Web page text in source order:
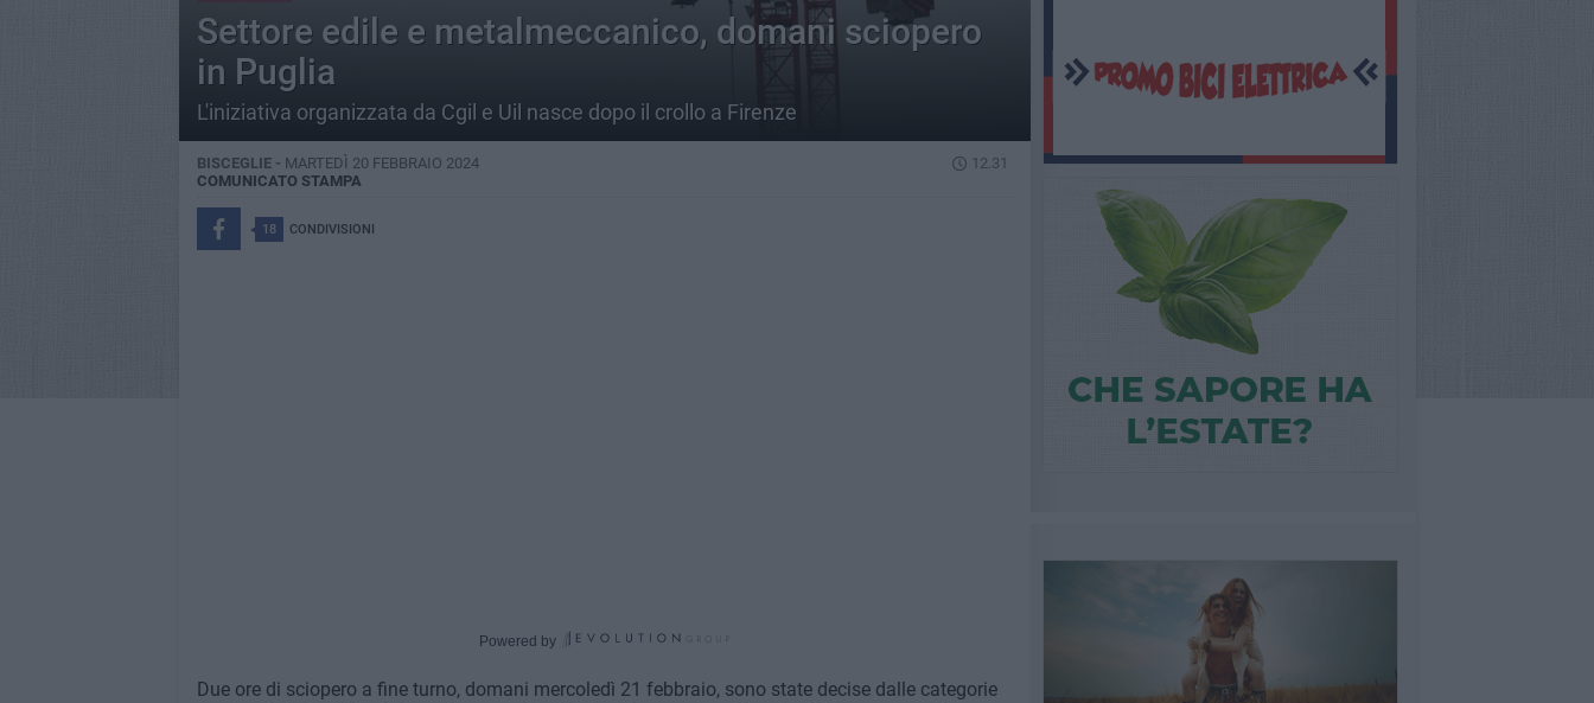
Settore edile e metalmeccanico, domani sciopero
in Puglia
L'iniziativa organizzata da Cgil e Uil nasce dopo il crollo a Firenze
BISCEGLIE - MARTEDÌ 20 FEBBRAIO 2024
12.31
COMUNICATO STAMPA
18 CONDIVISIONI
Powered by
Due ore di sciopero a fine turno, domani mercoledì 21 febbraio, sono state decise dalle categorie